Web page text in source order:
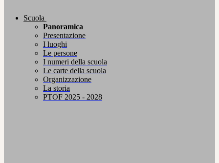
Scuola
Panoramica
Presentazione
I luoghi
Le persone
I numeri della scuola
Le carte della scuola
Organizzazione
La storia
PTOF 2025 - 2028